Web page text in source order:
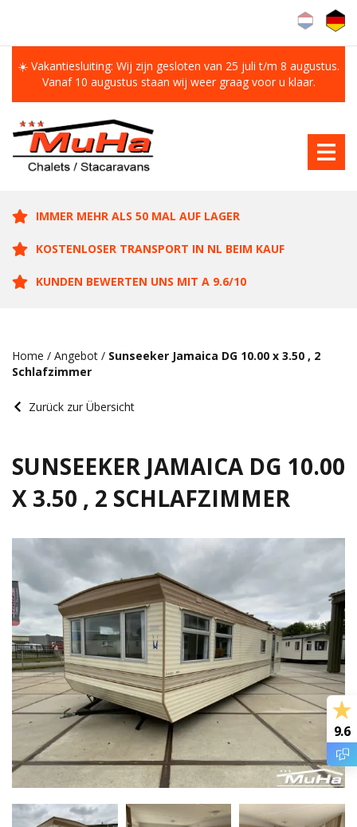
☀️ Vakantiesluiting: Wij zijn gesloten van 25 juli t/m 8 augustus.
Vanaf 10 augustus staan wij weer graag voor u klaar.
IMMER MEHR ALS 50 MAL AUF LAGER
KOSTENLOSER TRANSPORT IN NL BEIM KAUF
KUNDEN BEWERTEN UNS MIT A 9.6/10
Home / Angebot / Sunseeker Jamaica DG 10.00 x 3.50 , 2
Schlafzimmer
Zurück zur Übersicht
SUNSEEKER JAMAICA DG 10.00
X 3.50 , 2 SCHLAFZIMMER
9.6